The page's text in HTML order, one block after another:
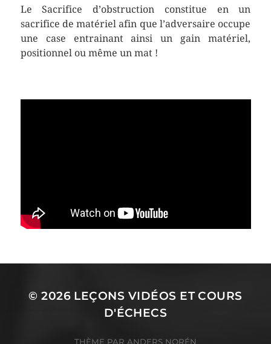
Le Sacrifice d’obstruction constitue en un
sacrifice de matériel afin que l’adversaire occupe
une case entrainant ainsi un gain matériel,
positionnel ou même un mat !
© 2026 LEÇONS VIDÉOS ET COURS
D'ÉCHECS
THÈME PAR ANDERS NORÉN